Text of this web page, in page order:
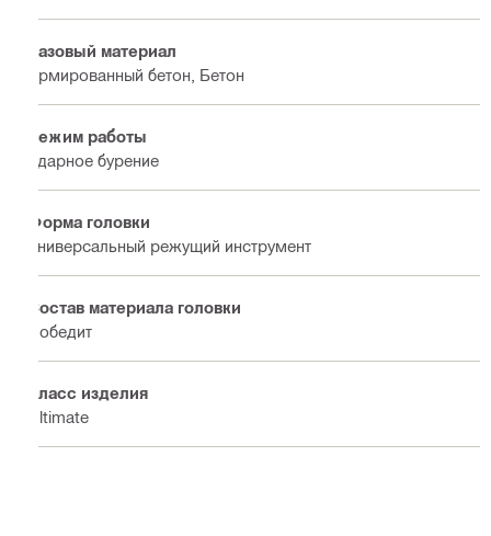
Базовый материал
Армированный бетон, Бетон
Режим работы
Ударное бурение
Форма головки
Универсальный режущий инструмент
Состав материала головки
Победит
Класс изделия
Ultimate